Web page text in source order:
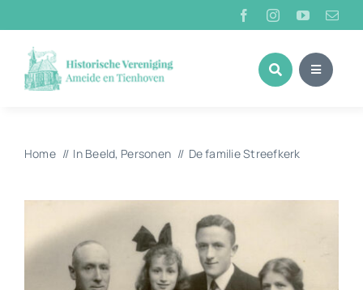
naar
inhoud
Home In Beeld Personen De familie Streefkerk